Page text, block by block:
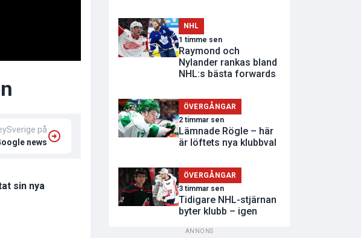
på
news
sin nya
NHL
1 timme sen
Raymond och
Nylander rankas bland
NHL:s bästa forwards
ÖVERGÅNGAR
2 timmar sen
Lämnade Rögle – här
är löftets nya klubbval
ÖVERGÅNGAR
3 timmar sen
Tidigare NHL-stjärnan
byter klubb – igen
ANNONS